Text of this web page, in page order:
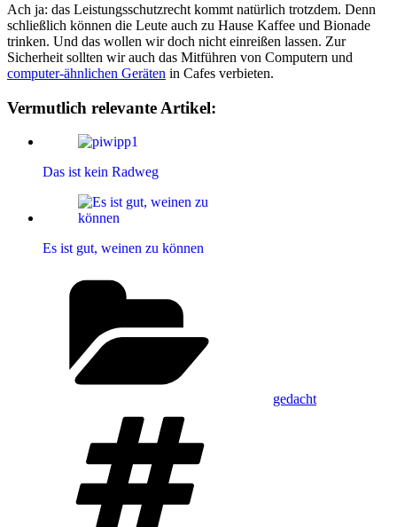
Ach ja: das Leistungsschutzrecht kommt natürlich trotzdem. Denn
schließlich können die Leute auch zu Hause Kaffee und Bionade
trinken. Und das wollen wir doch nicht einreißen lassen. Zur
Sicherheit sollten wir auch das Mitführen von Computern und
computer-ähnlichen Geräten in Cafes verbieten.
Vermutlich relevante Artikel:
Das ist kein Radweg
Es ist gut, weinen zu können
gedacht